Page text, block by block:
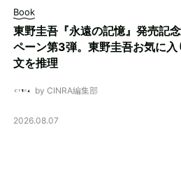
Book
東野圭吾『永遠の記憶』発売記
ペーン第3弾。東野圭吾お気に入
文を推理
by CINRA編集部
2026.08.07